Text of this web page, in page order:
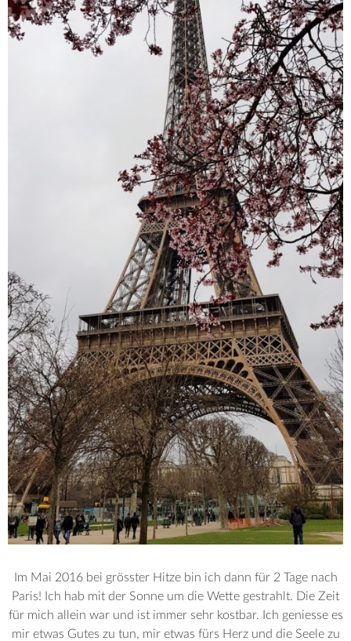
Im Mai 2016 bei grösster Hitze bin ich dann für 2 Tage nach
Paris! Ich hab mit der Sonne um die Wette gestrahlt. Die Zeit
für mich allein war und ist immer sehr kostbar. Ich geniesse es
mir etwas Gutes zu tun, mir etwas fürs Herz und die Seele zu